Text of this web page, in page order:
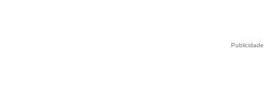
Publicidade